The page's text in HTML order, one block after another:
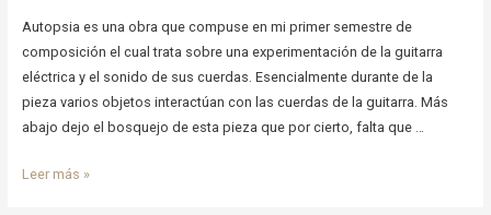
Autopsia es una obra que compuse en mi primer semestre de
composición el cual trata sobre una experimentación de la guitarra
eléctrica y el sonido de sus cuerdas. Esencialmente durante de la
pieza varios objetos interactúan con las cuerdas de la guitarra. Más
abajo dejo el bosquejo de esta pieza que por cierto, falta que …
Autopsia
Leer más »